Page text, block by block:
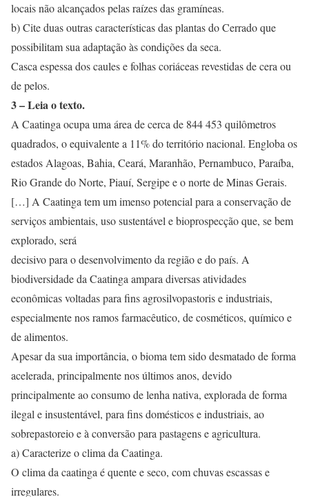
locais não alcançados pelas raízes das gramíneas.
b) Cite duas outras características das plantas do Cerrado que
possibilitam sua adaptação às condições da seca.
Casca espessa dos caules e folhas coriáceas revestidas de cera ou
de pelos.
3 – Leia o texto.
A Caatinga ocupa uma área de cerca de 844 453 quilômetros
quadrados, o equivalente a 11% do território nacional. Engloba os
estados Alagoas, Bahia, Ceará, Maranhão, Pernambuco, Paraíba,
Rio Grande do Norte, Piauí, Sergipe e o norte de Minas Gerais.
[…] A Caatinga tem um imenso potencial para a conservação de
serviços ambientais, uso sustentável e bioprospecção que, se bem
explorado, será
decisivo para o desenvolvimento da região e do país. A
biodiversidade da Caatinga ampara diversas atividades
econômicas voltadas para fins agrosilvopastoris e industriais,
especialmente nos ramos farmacêutico, de cosméticos, químico e
de alimentos.
Apesar da sua importância, o bioma tem sido desmatado de forma
acelerada, principalmente nos últimos anos, devido
principalmente ao consumo de lenha nativa, explorada de forma
ilegal e insustentável, para fins domésticos e industriais, ao
sobrepastoreio e à conversão para pastagens e agricultura.
a) Caracterize o clima da Caatinga.
O clima da caatinga é quente e seco, com chuvas escassas e
irregulares.